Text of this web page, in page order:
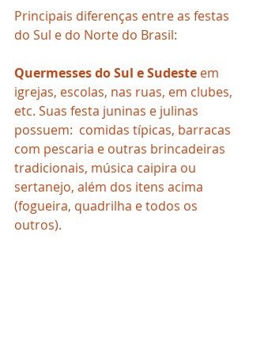
Principais diferenças entre as festas
do Sul e do Norte do Brasil:
Quermesses do Sul e Sudeste em
igrejas, escolas, nas ruas, em clubes,
etc. Suas festa juninas e julinas
possuem:  comidas típicas, barracas
com pescaria e outras brincadeiras
tradicionais, música caipira ou
sertanejo, além dos itens acima
(fogueira, quadrilha e todos os
outros).